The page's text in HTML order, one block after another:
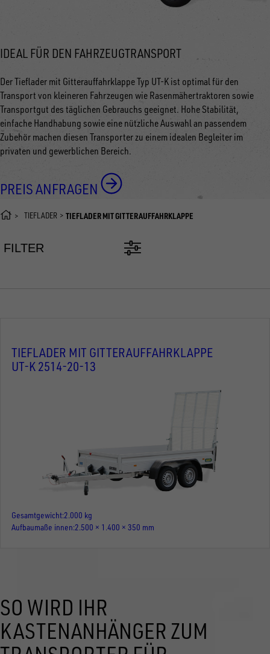
IDEAL FÜR DEN FAHRZEUGTRANSPORT
Der Tieflader mit Gitterauffahrklappe Typ UT-K ist optimal für den
Transport von kleineren Fahrzeugen wie Rasenmähertraktoren sowie
Transportgut des täglichen Gebrauchs geeignet. Hohe Stabilität,
einfache Handhabung sowie eine nützliche Auswahl an passendem
Zubehör machen diesen Transporter zu einem idealen Begleiter im
privaten und gewerblichen Bereich.
PREIS ANFRAGEN
TIEFLADER TIEFLADER MIT GITTERAUFFAHRKLAPPE
FILTER
TIEFLADER MIT GITTERAUFFAHRKLAPPE
UT-K 2514-20-13
Gesamtgewicht 2.000 kg
Aufbaumaße innen 2.500 × 1.400 × 350 mm
SO WIRD IHR
KASTENANHÄNGER ZUM